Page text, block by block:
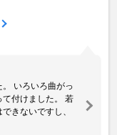
いろいろ曲がっ
付けました。 若
きないですし、